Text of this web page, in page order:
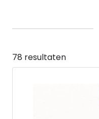
78 resultaten